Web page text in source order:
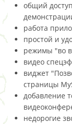
общий
работа
простой и
режимы "во
видео
виджет
страницы
добавление
недорогие